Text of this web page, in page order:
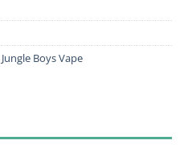
Jungle Boys Vape